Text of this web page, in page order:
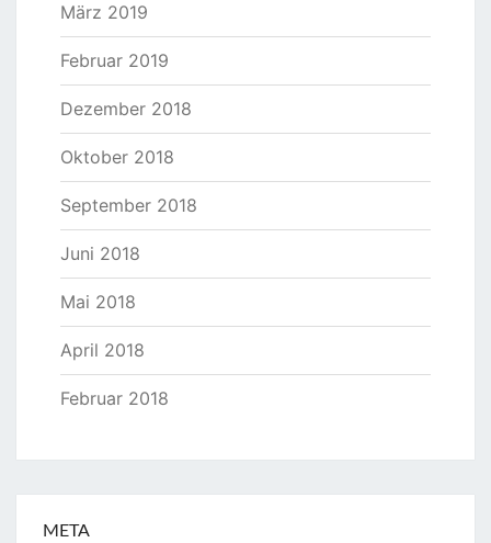
März 2019
Februar 2019
Dezember 2018
Oktober 2018
September 2018
Juni 2018
Mai 2018
April 2018
Februar 2018
META